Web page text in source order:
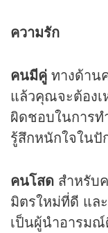
ความรัก
คนมีคู่ ทางด้าน
แล้วคุณจะต้อง
ผิดชอบในการท
รู้สึกหนักใจในปั
คนโสด สำหรับ
มิตรใหม่ที่ดี แล
เป็นผู้นำอารม